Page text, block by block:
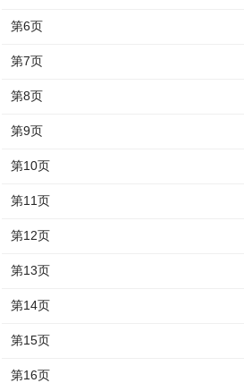
第6页
第7页
第8页
第9页
第10页
第11页
第12页
第13页
第14页
第15页
第16页